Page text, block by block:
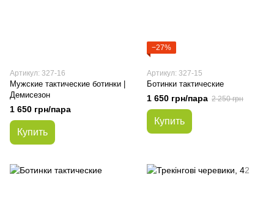
Артикул: 327-16
Мужские тактические ботинки |
Демисезон
1 650 грн/пара
Купить
−27%
Артикул: 327-15
Ботинки тактические
1 650 грн/пара 2 250 грн
Купить